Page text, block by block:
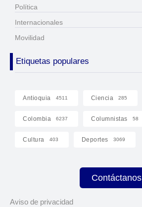
Política
Internacionales
Movilidad
Etiquetas populares
Antioquia 4511 Ciencia 285
Colombia 6237 Columnistas 58
Cultura 403 Deportes 3069
Contáctanos
Aviso de privacidad